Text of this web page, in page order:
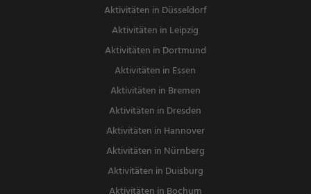
Aktivitäten in Düsseldorf
Aktivitäten in Leipzig
Aktivitäten in Dortmund
Aktivitäten in Essen
Aktivitäten in Bremen
Aktivitäten in Dresden
Aktivitäten in Hannover
Aktivitäten in Nürnberg
Aktivitäten in Duisburg